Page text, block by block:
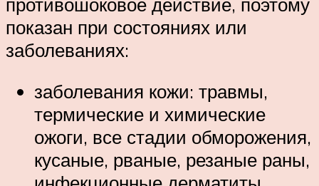
показан при состояниях или
заболеваниях:
заболевания кожи: травмы,
термические и химические
ожоги, все стадии обморожения,
кусаные, рваные, резаные раны,